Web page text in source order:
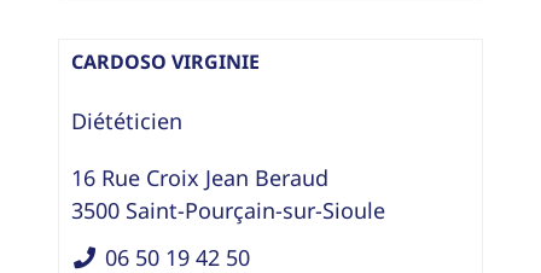
CARDOSO VIRGINIE
Diététicien
16 Rue Croix Jean Beraud
3500 Saint-Pourçain-sur-Sioule
06 50 19 42 50